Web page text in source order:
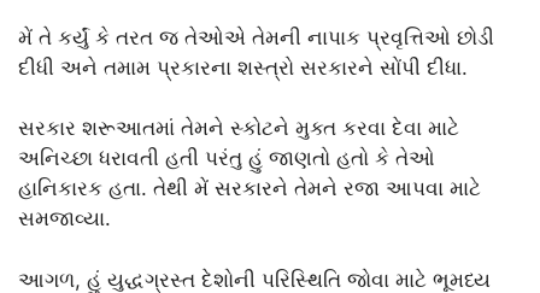
મેં તે કર્યું કે તરત જ તેઓએ તેમની નાપાક પ્રવૃત્તિઓ છોડી
દીધી અને તમામ પ્રકારના શસ્ત્રો સરકારને સોંપી દીધા.
સરકાર શરૂઆતમાં તેમને સ્કોટને મુક્ત કરવા દેવા માટે
અનિચ્છા ધરાવતી હતી પરંતુ હું જાણતો હતો કે તેઓ
હાનિકારક હતા. તેથી મેં સરકારને તેમને રજા આપવા માટે
સમજાવ્યા.
આગળ, હું યુદ્ધગ્રસ્ત દેશોની પરિસ્થિતિ જોવા માટે ભૂમધ્ય